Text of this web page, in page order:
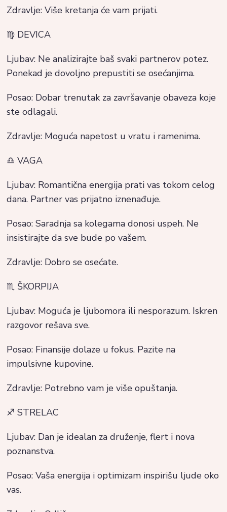
Zdravlje: Više kretanja će vam prijati.
♍ DEVICA
Ljubav: Ne analizirajte baš svaki partnerov potez.
Ponekad je dovoljno prepustiti se osećanjima.
Posao: Dobar trenutak za završavanje obaveza koje
ste odlagali.
Zdravlje: Moguća napetost u vratu i ramenima.
♎ VAGA
Ljubav: Romantična energija prati vas tokom celog
dana. Partner vas prijatno iznenađuje.
Posao: Saradnja sa kolegama donosi uspeh. Ne
insistirajte da sve bude po vašem.
Zdravlje: Dobro se osećate.
♏ ŠKORPIJA
Ljubav: Moguća je ljubomora ili nesporazum. Iskren
razgovor rešava sve.
Posao: Finansije dolaze u fokus. Pazite na
impulsivne kupovine.
Zdravlje: Potrebno vam je više opuštanja.
♐ STRELAC
Ljubav: Dan je idealan za druženje, flert i nova
poznanstva.
Posao: Vaša energija i optimizam inspirišu ljude oko
vas.